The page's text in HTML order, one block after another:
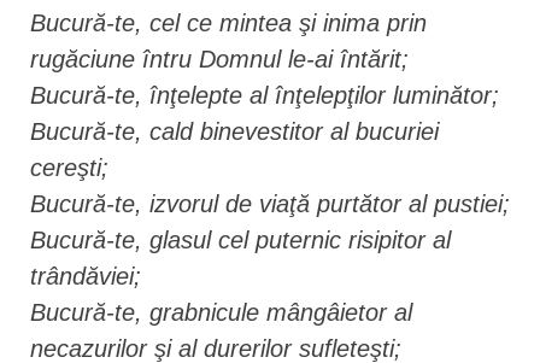
Bucură-te, cel ce mintea şi inima prin
rugăciune întru Domnul le-ai întărit;
Bucură-te, înţelepte al înţelepţilor luminător;
Bucură-te, cald binevestitor al bucuriei
cereşti;
Bucură-te, izvorul de viaţă purtător al pustiei;
Bucură-te, glasul cel puternic risipitor al
trândăviei;
Bucură-te, grabnicule mângâietor al
necazurilor şi al durerilor sufleteşti;